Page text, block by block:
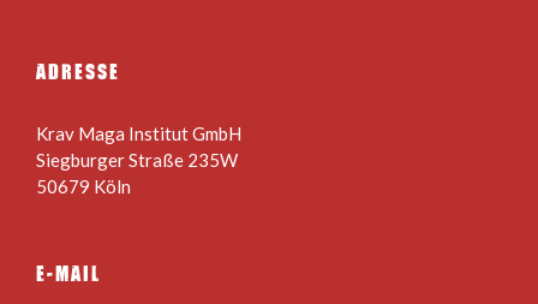
ADRESSE
Krav Maga Institut GmbH
Siegburger Straße 235W
50679 Köln
E-MAIL